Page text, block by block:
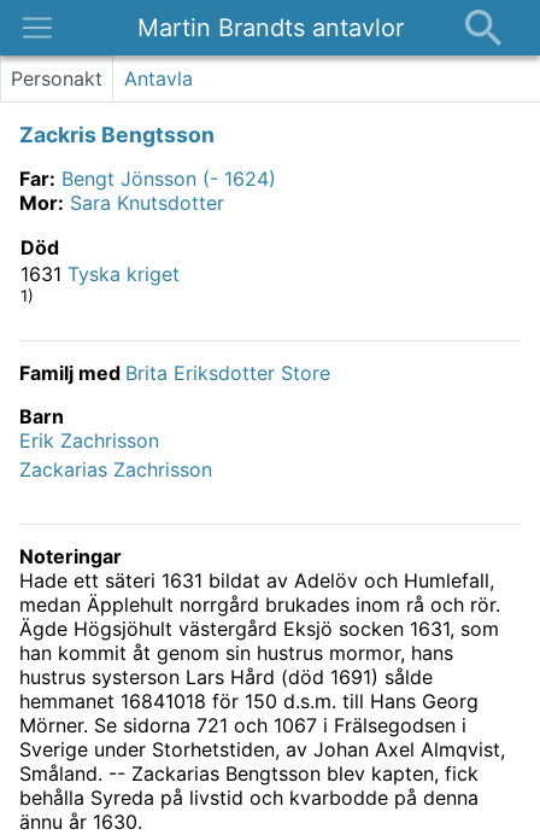
Martin Brandts antavlor
Platser
Kontakt
Personakt Antavla
Zackris Bengtsson
Far: Bengt Jönsson (- 1624)
Mor: Sara Knutsdotter
Död
1631 Tyska kriget
1)
Familj med Brita Eriksdotter Store
Barn
Erik Zachrisson
Zackarias Zachrisson
Noteringar
Hade ett säteri 1631 bildat av Adelöv och Humlefall,
medan Äpplehult norrgård brukades inom rå och rör.
Ägde Högsjöhult västergård Eksjö socken 1631, som
han kommit åt genom sin hustrus mormor, hans
hustrus systerson Lars Hård (död 1691) sålde
hemmanet 16841018 för 150 d.s.m. till Hans Georg
Mörner. Se sidorna 721 och 1067 i Frälsegodsen i
Sverige under Storhetstiden, av Johan Axel Almqvist,
Småland. -- Zackarias Bengtsson blev kapten, fick
behålla Syreda på livstid och kvarbodde på denna
ännu år 1630.